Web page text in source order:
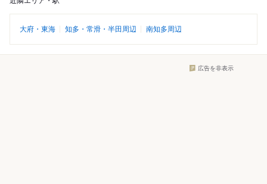
大府・東海 知多・常滑・半田周辺 南知多周辺
広告を非表示